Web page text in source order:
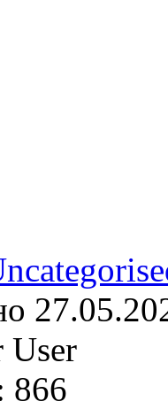
User
866